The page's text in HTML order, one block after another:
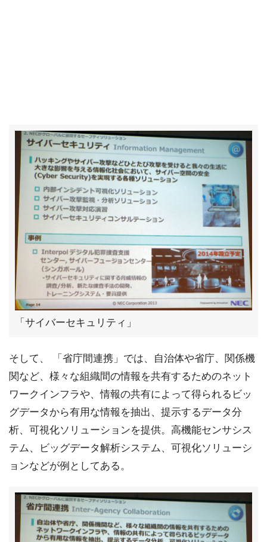
「サイバーセキュリティ」
そして、 「省庁間連携」では、自治体や省庁、関係機
関など、様々な組織間の情報を共有するためのネット
ワークインフラや、情報の共有によって得られるビッ
グデータから有用な情報を抽出、提示するデータ分
析、可視化ソリューションを提供。高機能センサシス
テム、ビッグデータ解析システム、可視化ソリューシ
ョンなどが例としてある。